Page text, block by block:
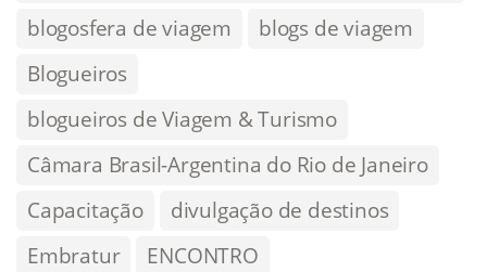
blogosfera de viagem
blogs de viagem
Blogueiros
blogueiros de Viagem & Turismo
Câmara Brasil-Argentina do Rio de Janeiro
Capacitação
divulgação de destinos
Embratur
ENCONTRO